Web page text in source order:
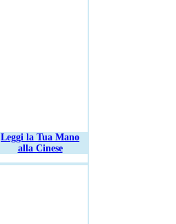
Leggi la Tua Mano
alla Cinese